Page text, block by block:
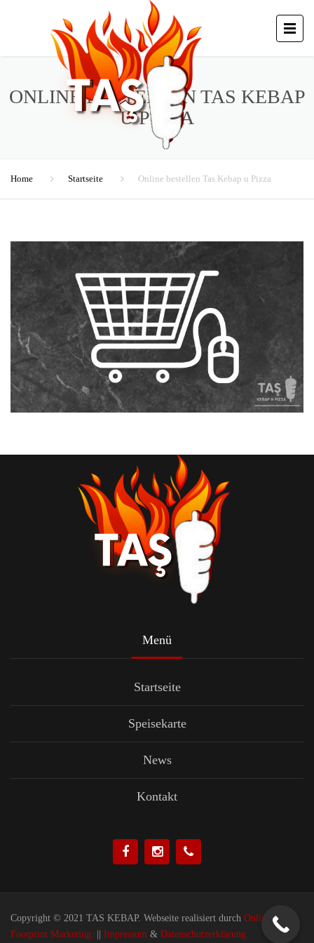
ONLINE BESTELLEN TAS KEBAP
U PIZZA
Home Startseite Online bestellen Tas Kebap u Pizza
Menü
Startseite
Speisekarte
News
Kontakt
Copyright © 2021 TAS KEBAP. Webseite realisiert durch Online
Footprint Marketing.
Impressum & Datenschutzerklärung